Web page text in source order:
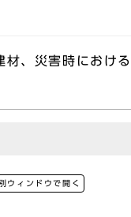
、災害時におけ
ウィンドウで開く